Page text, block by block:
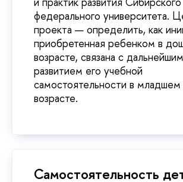
федерального университета.
проекта — определить, как
приобретенная ребенком в
возрасте, связана с дальнейшим
развитием его учебной
самостоятельности в
возрасте.
Самостоятельность